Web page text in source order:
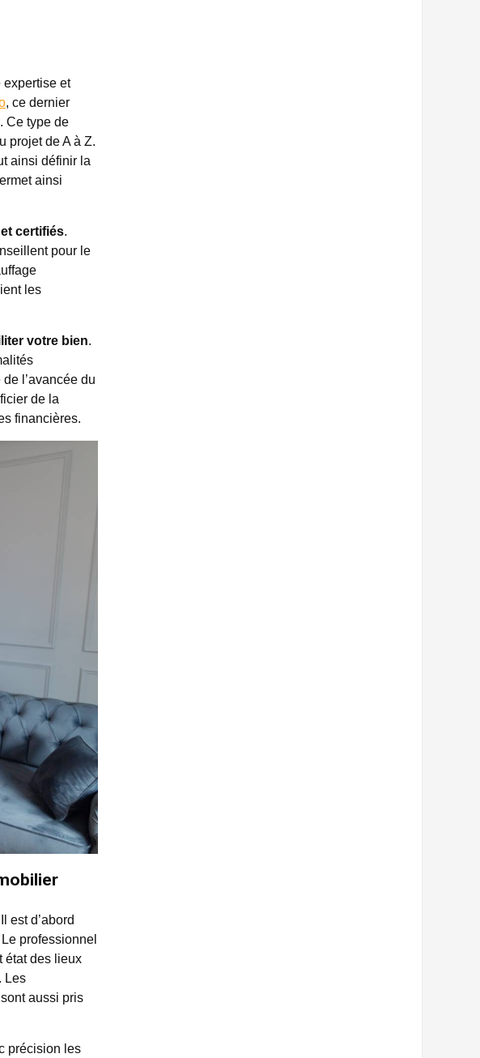
expertise et
, ce dernier
. Ce type de
projet de A à Z.
ainsi définir la
ainsi
certifiés.
pour le
les
votre bien.
l’avancée du
de la
financières.
est d’abord
professionnel
état des lieux
Les
aussi pris
précision les